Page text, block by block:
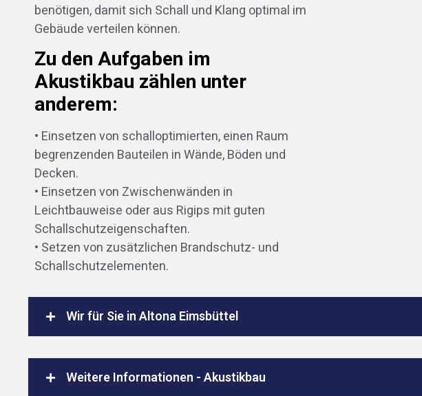
benötigen, damit sich Schall und Klang optimal im
Gebäude verteilen können.
Zu den Aufgaben im
Akustikbau zählen unter
anderem:
• Einsetzen von schalloptimierten, einen Raum
begrenzenden Bauteilen in Wände, Böden und
Decken.
• Einsetzen von Zwischenwänden in
Leichtbauweise oder aus Rigips mit guten
Schallschutzeigenschaften.
• Setzen von zusätzlichen Brandschutz- und
Schallschutzelementen.
Wir für Sie in Altona Eimsbüttel
Weitere Informationen - Akustikbau